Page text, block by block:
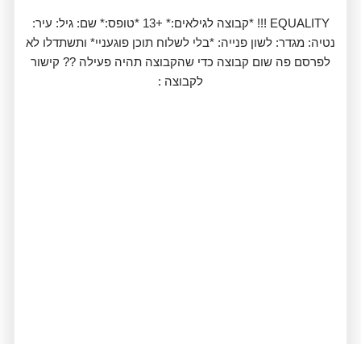
EQUALITY !!! *קבוצה לגילאים:* +13 *טופס:* שם: גיל: עיר:
נטיה: מגדר: לשון פנייה: *בלי לשלוח תוכן פוגעניי* ותשתדלו לא
לפרסם פה שום קבוצה כדי שהקבוצה תהיה פעילה ?? קישור
לקבוצה :